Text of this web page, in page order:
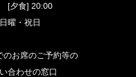
[夕食] 20:00
曜・祝日
のお席のご予約等の
合わせの窓口